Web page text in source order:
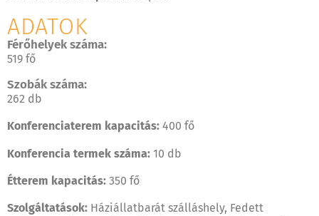
ADATOK
Férőhelyek száma:
519 fő
Szobák száma:
262 db
Konferenciaterem kapacitás: 400 fő
Konferencia termek száma: 10 db
Étterem kapacitás: 350 fő
Szolgáltatások: Háziállatbarát szálláshely, Fedett